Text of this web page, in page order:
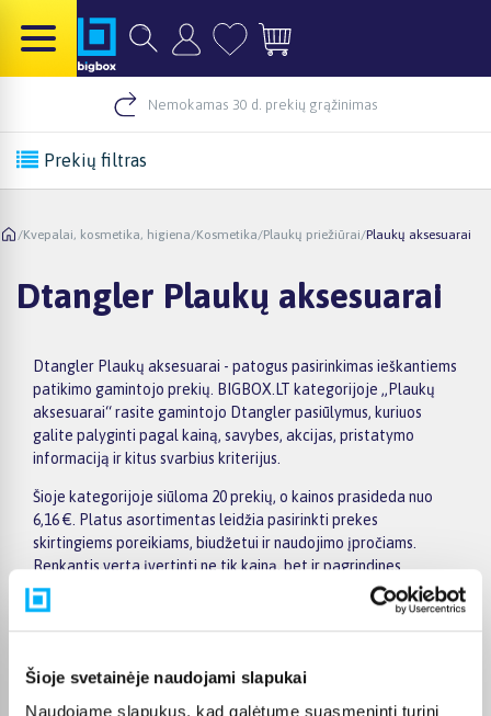
Šioje svetainėje naudojami slapukai
Naudojame slapukus, kad galėtume suasmeninti turinį
Nemokamas 30 d. prekių grąžinimas
Prekių filtras
/Kvepalai, kosmetika, higiena/Kosmetika/Plaukų priežiūrai/Plaukų aksesuarai
Dtangler Plaukų aksesuarai
Dtangler Plaukų aksesuarai - patogus pasirinkimas ieškantiems
patikimo gamintojo prekių. BIGBOX.LT kategorijoje „Plaukų
aksesuarai“ rasite gamintojo Dtangler pasiūlymus, kuriuos
galite palyginti pagal kainą, savybes, akcijas, pristatymo
informaciją ir kitus svarbius kriterijus.
Šioje kategorijoje siūloma 20 prekių, o kainos prasideda nuo
6,16 €. Platus asortimentas leidžia pasirinkti prekes
skirtingiems poreikiams, biudžetui ir naudojimo įpročiams.
Renkantis verta įvertinti ne tik kainą, bet ir pagrindines
savybes, funkcionalumą, komplektaciją, garantijos sąlygas bei
taikomus specialius pasiūlymus.
pasiūlymus ir patogiai palyginti Dtangler prekes tarpusavyje.